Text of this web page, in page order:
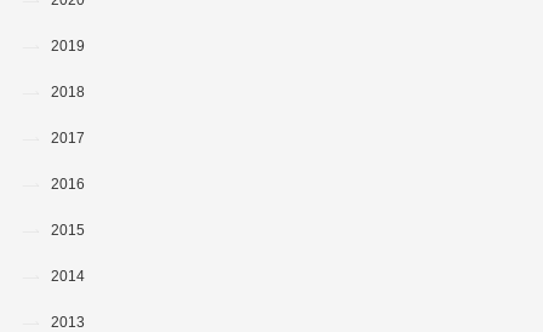
2019
2018
2017
2016
2015
2014
2013